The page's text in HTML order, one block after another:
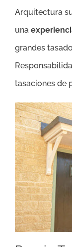
Arquitectura
una
grandes
tasaciones de